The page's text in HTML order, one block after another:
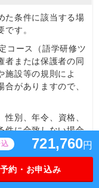
721,760円
予約・お申込み
た条件に該当する場
す。
コース（語学研修ツ
者または保護者の同
施設等の規則によ
がありますので、
別、年令、資格、
件に合致しない場合
す。
方、目の不自由な
れの方など）、現在